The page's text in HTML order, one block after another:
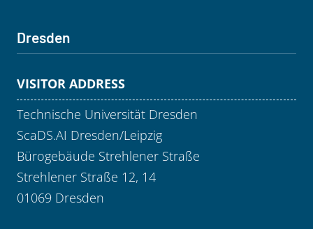
Dresden
VISITOR ADDRESS
Technische Universität Dresden
ScaDS.AI Dresden/Leipzig
Bürogebäude Strehlener Straße
Strehlener Straße 12, 14
01069 Dresden